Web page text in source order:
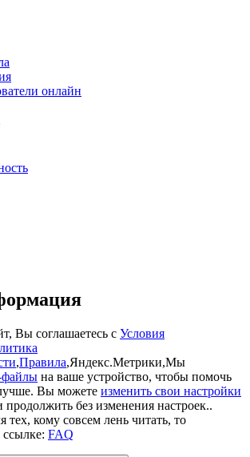
онлайн
Вы соглашаетесь с Условия
,Правила,Яндекс.Метрики,Мы
файлы на ваше устройство, чтобы помочь
лучше. Вы можете изменить свои настройки
продолжить без изменения настроек..
кому совсем лень читать, то
FAQ